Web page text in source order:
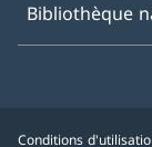
Bibliothèque
Conditions